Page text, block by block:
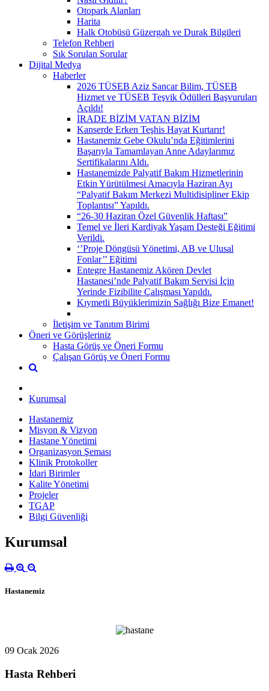
Otopark Alanları
Harita
Halk Otobüsü Güzergah ve Durak Bilgileri
Telefon Rehberi
Sık Sorulan Sorular
Dijital Medya
Haberler
2026 TÜSEB Aziz Sancar Bilim, TÜSEB
Hizmet ve TÜSEB Teşvik Ödülleri Başvuruları
Açıldı!
İRADE BİZİM VATAN BİZİM
Kanserde Erken Teşhis Hayat Kurtarır!
Hastanemiz Gebe Okulu’nda Eğitimlerini
Başarıyla Tamamlayan Anne Adaylarımız
Sertifikalarını Aldı.
Hastanemizde Palyatif Bakım Hizmetlerinin
Etkin Yürütülmesi Amacıyla Haziran Ayı
“Palyatif Bakım Merkezi Multidisipliner Ekip
Toplantısı” Yapıldı.
“26-30 Haziran Özel Güvenlik Haftası”
Temel ve İleri Kardiyak Yaşam Desteği Eğitimi
Verildi.
‘’Proje Döngüsü Yönetimi, AB ve Ulusal
Fonlar’’ Eğitimi
Entegre Hastanemiz Akören Devlet
Hastanesi’nde Palyatif Bakım Servisi İçin
Yerinde Fizibilite Çalışması Yapıldı.
Kıymetli Büyüklerimizin Sağlığı Bize Emanet!
İletişim ve Tanıtım Birimi
Öneri ve Görüşleriniz
Hasta Görüş ve Öneri Formu
Çalışan Görüş ve Öneri Formu
Kurumsal
Hastanemiz
Misyon & Vizyon
Hastane Yönetimi
Organizasyon Şeması
Klinik Protokoller
İdari Birimler
Kalite Yönetimi
Projeler
TGAP
Bilgi Güvenliği
Kurumsal
Hastanemiz
09 Ocak 2026
Hasta Rehberi